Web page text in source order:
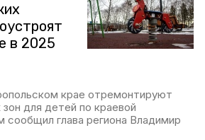
в 2025
крае отремонтируют
для детей по краевой
глава региона Владимир